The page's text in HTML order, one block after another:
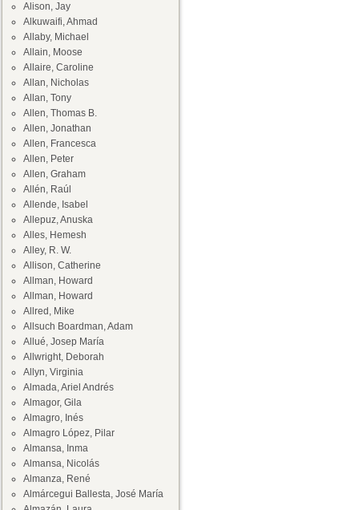
Alison, Jay
Alkuwaifi, Ahmad
Allaby, Michael
Allain, Moose
Allaire, Caroline
Allan, Nicholas
Allan, Tony
Allen, Thomas B.
Allen, Jonathan
Allen, Francesca
Allen, Peter
Allen, Graham
Allén, Raúl
Allende, Isabel
Allepuz, Anuska
Alles, Hemesh
Alley, R. W.
Allison, Catherine
Allman, Howard
Allman, Howard
Allred, Mike
Allsuch Boardman, Adam
Allué, Josep María
Allwright, Deborah
Allyn, Virginia
Almada, Ariel Andrés
Almagor, Gila
Almagro, Inés
Almagro López, Pilar
Almansa, Inma
Almansa, Nicolás
Almanza, René
Almárcegui Ballesta, José María